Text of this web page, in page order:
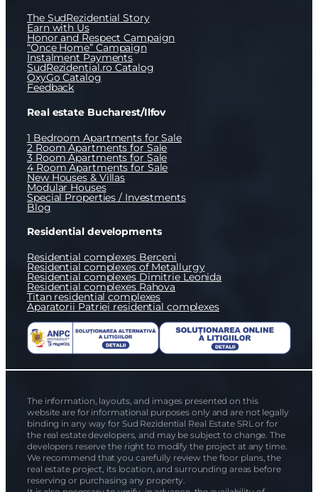
The SudRezidential Story
Earn with Us
Honor and Respect Campaign
“Once Home” Campaign
Instalment Payments
SudRezidential.ro Catalog
OxyGo Catalog
Feedback
Real estate Bucharest/Ilfov
1 Bedroom Apartments for Sale
2 Room Apartments for Sale
3 Room Apartments for Sale
4 Room Apartments for Sale
New Houses & Villas
Modular Houses
Special Properties / Investments
Blog
Residential developments
Residential complexes Berceni
Residential complexes of Metallurgy
Residential complexes Dimitrie Leonida
Residential complexes Rahova
Titan residential complexes
Aparatorii Patriei residential complexes
The information, layouts, and images presented on this
website are for informational purposes only and are not legally
binding in any way for Sud Rezidential Real Estate SRL or for
the real estate developers, and may be subject to change. The
developers reserve the right to modify the project at any time.
We recommend that you carefully review the floor plans, the
real estate project, its location, and surrounding areas before
reserving or purchasing any property.